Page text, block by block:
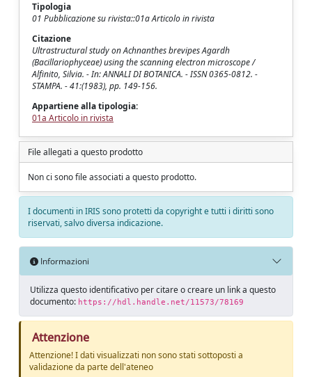
Tipologia
01 Pubblicazione su rivista::01a Articolo in rivista
Citazione
Ultrastructural study on Achnanthes brevipes Agardh
(Bacillariophyceae) using the scanning electron microscope /
Alfinito, Silvia. - In: ANNALI DI BOTANICA. - ISSN 0365-0812. -
STAMPA. - 41:(1983), pp. 149-156.
Appartiene alla tipologia:
01a Articolo in rivista
File allegati a questo prodotto
Non ci sono file associati a questo prodotto.
I documenti in IRIS sono protetti da copyright e tutti i diritti sono
riservati, salvo diversa indicazione.
Informazioni
Utilizza questo identificativo per citare o creare un link a questo
documento: https://hdl.handle.net/11573/78169
Attenzione
Attenzione! I dati visualizzati non sono stati sottoposti a
validazione da parte dell'ateneo